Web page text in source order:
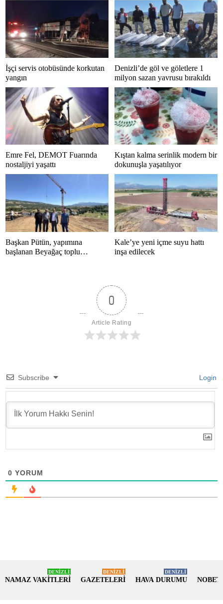
İşçi servis otobüsünde korkutan
yangın
Denizli’de göl ve göletlere 1
milyon sazan yavrusu bırakıldı
Emre Fel, DEMOT Fuarında
nostaljiyi yaşattı
Kıştan kalma serinlik modern bir
dokunuşla yaşatılıyor
Başkan Pütün, yapımına
başlanan Beyağaç toplu
Kale’ye yeni içme suyu hattı
inşa edilecek
0
Article Rating
Subscribe Login
0 YORUM
NAMAZ VAKİTLERİ
DENİZLİ
GAZETELERİ
DENİZLİ
HAVA DURUMU
DENİZLİ